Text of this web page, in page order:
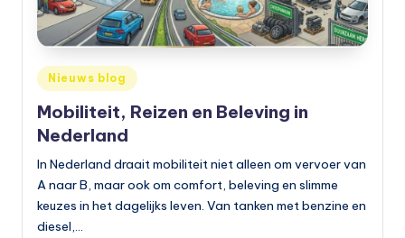
n
,
a
u
t
o
e
n
Geplaatst
in
Nieuws blog
Mobiliteit, Reizen en Beleving in
Nederland
In Nederland draait mobiliteit niet alleen om vervoer van
A naar B, maar ook om comfort, beleving en slimme
keuzes in het dagelijks leven. Van tanken met benzine en
diesel,…